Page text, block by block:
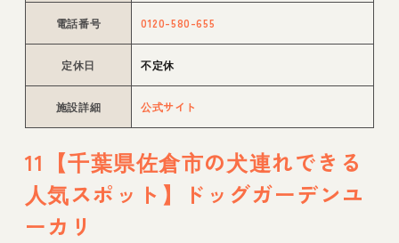
電話番号 0120-580-655
定休日 不定休
施設詳細 公式サイト
11【千葉県佐倉市の犬連れできる
人気スポット】ドッグガーデンユ
ーカリ